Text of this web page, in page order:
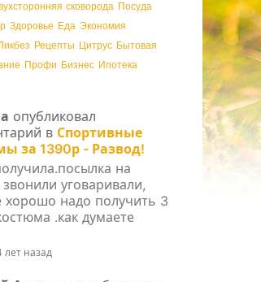
сковорода Посуда
Здоровье Еда Экономия
Рецепты Цитрус Бытовая
Профи Бизнес Ипотека
опубликовал
в Спортивные
за 1390р - Развод!
на
уговаривали,
хорошо надо получить 3
.как думаете
лет назад